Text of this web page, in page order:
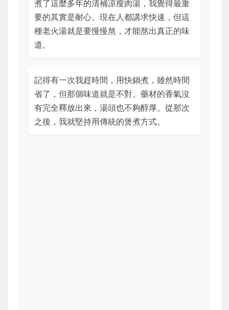
煮了這麼多年的清補凉瘦肉湯，我覺得最重
要的其實是耐心。現在人都講求快速，但這
種老火湯就是要慢慢熬，才能熬出真正的味
道。
記得有一次我趕時間，用快鍋煮，雖然時間
省了，但那個味道就是不對。藥材的香氣沒
有完全釋放出來，湯頭也不夠醇厚。從那次
之後，我就堅持用傳統的煲煮方式。